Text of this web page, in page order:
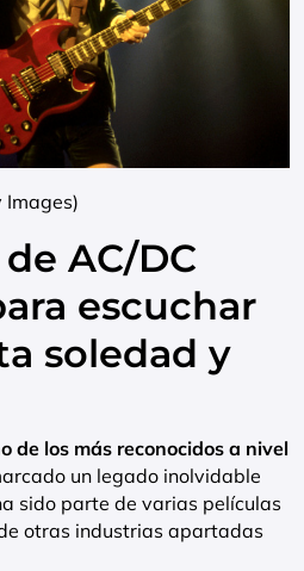
Images)
AC/DC
escuchar
soledad y
de los más reconocidos a nivel
un legado inolvidable
sido parte de varias películas
otras industrias apartadas